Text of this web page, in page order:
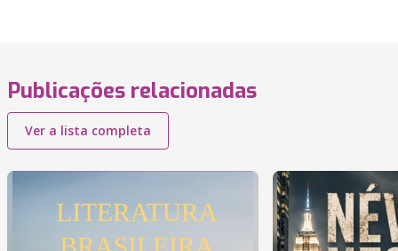
Publicações relacionadas
Ver a lista completa